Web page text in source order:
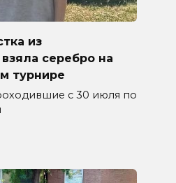
из
серебро на
турнире
с 30 июля по